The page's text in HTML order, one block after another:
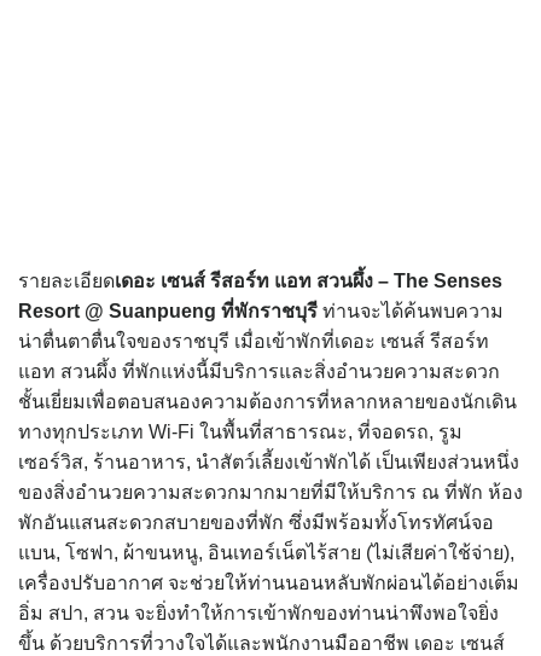
รายละเอียดเดอะ เซนส์ รีสอร์ท แอท สวนผึ้ง – The Senses
Resort @ Suanpueng ที่พักราชบุรี ท่านจะได้ค้นพบความ
น่าตื่นตาตื่นใจของราชบุรี เมื่อเข้าพักที่เดอะ เซนส์ รีสอร์ท
แอท สวนผึ้ง ที่พักแห่งนี้มีบริการและสิ่งอำนวยความสะดวก
ชั้นเยี่ยมเพื่อตอบสนองความต้องการที่หลากหลายของนักเดิน
ทางทุกประเภท Wi-Fi ในพื้นที่สาธารณะ, ที่จอดรถ, รูม
เซอร์วิส, ร้านอาหาร, นำสัตว์เลี้ยงเข้าพักได้ เป็นเพียงส่วนหนึ่ง
ของสิ่งอำนวยความสะดวกมากมายที่มีให้บริการ ณ ที่พัก ห้อง
พักอันแสนสะดวกสบายของที่พัก ซึ่งมีพร้อมทั้งโทรทัศน์จอ
แบน, โซฟา, ผ้าขนหนู, อินเทอร์เน็ตไร้สาย (ไม่เสียค่าใช้จ่าย),
เครื่องปรับอากาศ จะช่วยให้ท่านนอนหลับพักผ่อนได้อย่างเต็ม
อิ่ม สปา, สวน จะยิ่งทำให้การเข้าพักของท่านน่าพึงพอใจยิ่ง
ขึ้น ด้วยบริการที่วางใจได้และพนักงานมืออาชีพ เดอะ เซนส์